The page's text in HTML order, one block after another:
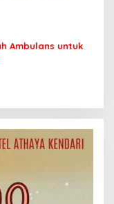
Ambulans untuk